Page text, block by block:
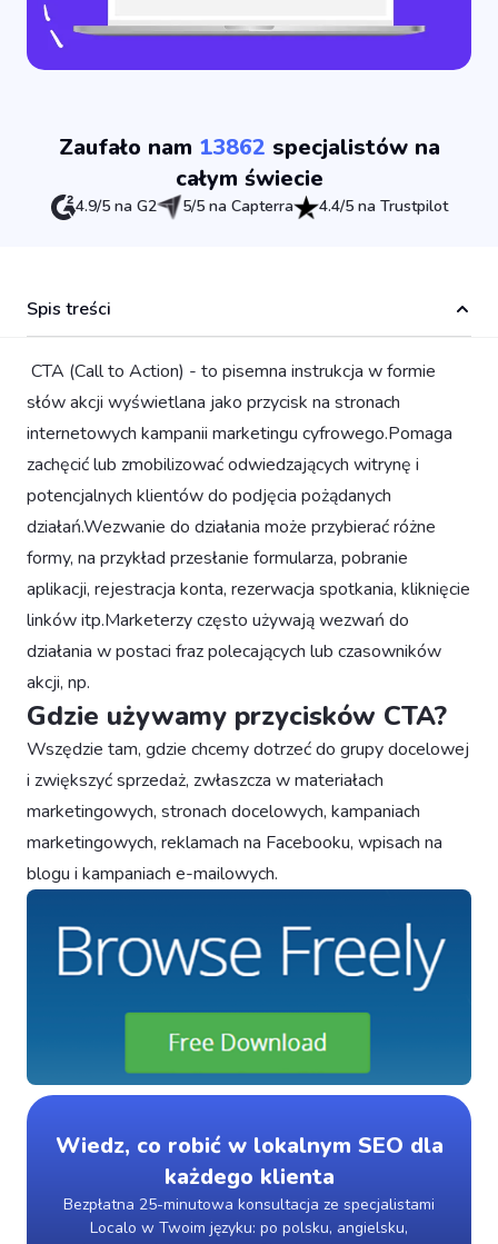
Zaufało nam 13862 specjalistów na
całym świecie
4.9/5 na G2 5/5 na Capterra 4.4/5 na Trustpilot
Spis treści
‍ CTA (Call to Action) - to pisemna instrukcja w formie
słów akcji wyświetlana jako przycisk na stronach
internetowych kampanii marketingu cyfrowego.Pomaga
zachęcić lub zmobilizować odwiedzających witrynę i
potencjalnych klientów do podjęcia pożądanych
działań.Wezwanie do działania może przybierać różne
formy, na przykład przesłanie formularza, pobranie
aplikacji, rejestracja konta, rezerwacja spotkania, kliknięcie
linków itp.Marketerzy często używają wezwań do
działania w postaci fraz polecających lub czasowników
akcji, np. ‍
Gdzie używamy przycisków CTA?
Wszędzie tam, gdzie chcemy dotrzeć do grupy docelowej
i zwiększyć sprzedaż, zwłaszcza w materiałach
marketingowych, stronach docelowych, kampaniach
marketingowych, reklamach na Facebooku, wpisach na
blogu i kampaniach e-mailowych.
Wiedz, co robić w lokalnym SEO dla
każdego klienta
Bezpłatna 25-minutowa konsultacja ze specjalistami
Localo w Twoim języku: po polsku, angielsku,